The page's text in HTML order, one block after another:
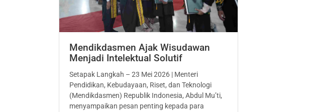
Mendikdasmen Ajak Wisudawan
Menjadi Intelektual Solutif
Setapak Langkah – 23 Mei 2026 | Menteri
Pendidikan, Kebudayaan, Riset, dan Teknologi
(Mendikdasmen) Republik Indonesia, Abdul Mu’ti,
menyampaikan pesan penting kepada para